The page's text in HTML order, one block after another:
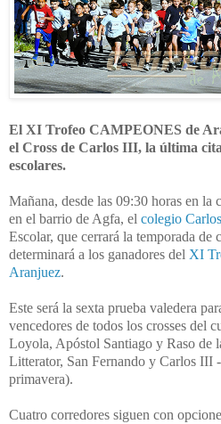
El XI Trofeo CAMPEONES de
el Cross de Carlos III, la última
escolares.
Mañana, desde las 09:30 horas en la
en el barrio de Agfa, el colegio
Escolar, que cerrará la temporada de
determinará a los ganadores del XI
Aranjuez.
Este será la sexta prueba valedera
vencedores de todos los crosses del
Loyola, Apóstol Santiago y Raso de
Litterator, San Fernando y Carlos III
primavera).
Cuatro corredores siguen con